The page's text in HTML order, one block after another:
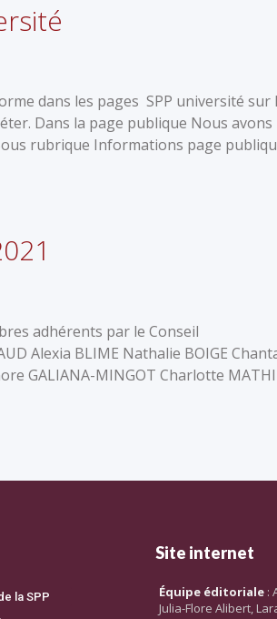
dans les pages SPP université sur
Dans la page publique Nous avons
rubrique Informations page
adhérents par le Conseil
Alexia BLIME Nathalie BOIGE
GALIANA-MINGOT Charlotte
la SPP
Site internet
Équipe éditoriale :
Julia-Flore Alibert,